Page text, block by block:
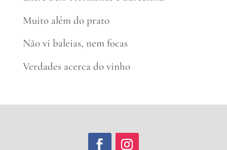
Muito além do prato
Não vi baleias, nem focas
Verdades acerca do vinho